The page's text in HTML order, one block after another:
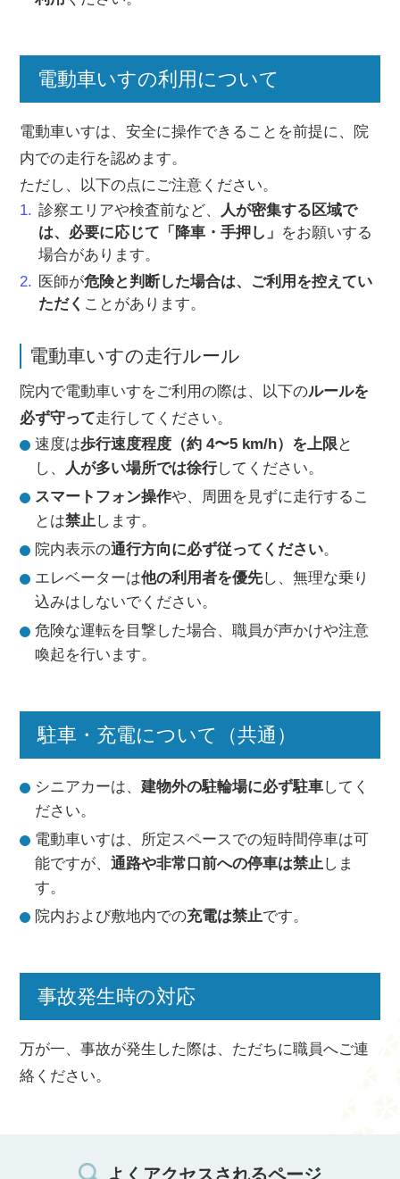
電動車いすの利用について
電動車いすは、安全に操作できることを前提に、院
内での走行を認めます。
ただし、以下の点にご注意ください。
診察エリアや検査前など、
人が密集する区域で
は、必要に応じて「降車・手押し」 をお願いする
場合があります。
医師が危険と判断した場合は、ご利用を控えてい
ただく ことがあります。
電動車いすの走行ルール
院内で電動車いすをご利用の際は、以下のルールを
必ず守って走行してください。
速度は歩行速度程度（約 4〜5 km/h）を上限と
し、 人が多い場所では徐行してください。
スマートフォン操作や、周囲を見ずに走行するこ
とは禁止します。
院内表示の通行方向に必ず従ってください。
エレベーターは他の利用者を優先し、無理な乗り
込みはしないでください。
危険な運転を目撃した場合、職員が声かけや注意
喚起を行います。
駐車・充電について（共通）
シニアカーは、建物外の駐輪場に必ず駐車してく
ださい。
電動車いすは、所定スペースでの短時間停車は可
能ですが、通路や非常口前への停車は禁止しま
す。
院内および敷地内での充電は禁止です。
事故発生時の対応
万が一、事故が発生した際は、ただちに職員へご連
絡ください。
よくアクセスされるページ